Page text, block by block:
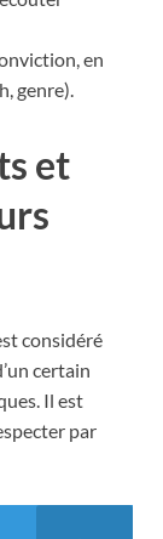
en
genre).
et
considéré
certain
Il est
par